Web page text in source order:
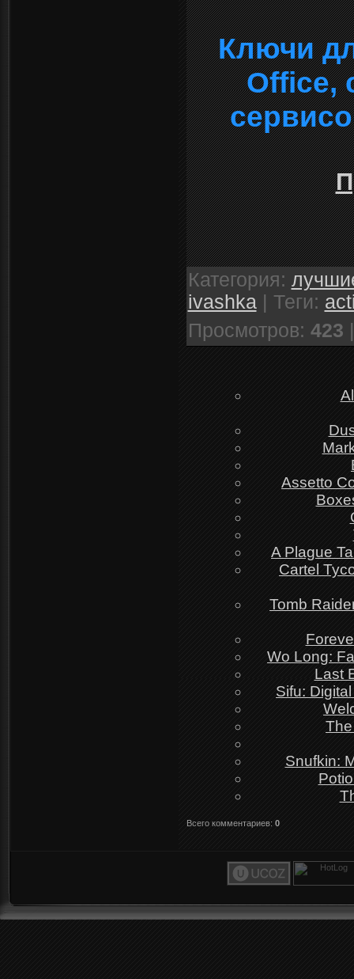
Ключи
Office,
Категория:
ivashka| Теги:
Просмотров: 423
Assetto
A Plague
Cartel
Tomb
Wo Long:
Last
Sifu:
Snufkin:
Всего комментариев: 0